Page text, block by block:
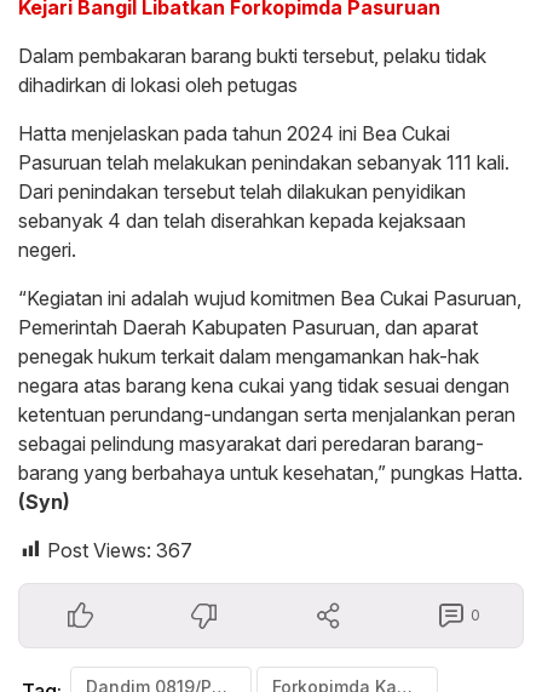
Kejari Bangil Libatkan Forkopimda Pasuruan
Dalam pembakaran barang bukti tersebut, pelaku tidak
dihadirkan di lokasi oleh petugas
Hatta menjelaskan pada tahun 2024 ini Bea Cukai
Pasuruan telah melakukan penindakan sebanyak 111 kali.
Dari penindakan tersebut telah dilakukan penyidikan
sebanyak 4 dan telah diserahkan kepada kejaksaan
negeri.
“Kegiatan ini adalah wujud komitmen Bea Cukai Pasuruan,
Pemerintah Daerah Kabupaten Pasuruan, dan aparat
penegak hukum terkait dalam mengamankan hak-hak
negara atas barang kena cukai yang tidak sesuai dengan
ketentuan perundang-undangan serta menjalankan peran
sebagai pelindung masyarakat dari peredaran barang-
barang yang berbahaya untuk kesehatan,” pungkas Hatta.
(Syn)
Post Views: 367
0
Dandim 0819/Pasuruan Forkopimda Kabupaten Pasuruan